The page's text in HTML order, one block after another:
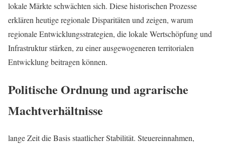
lokale Märkte schwächten sich. Diese historischen Prozesse
erklären heutige regionale Disparitäten und zeigen, warum
regionale Entwicklungsstrategien, die lokale Wertschöpfung und
Infrastruktur stärken, zu einer ausgewogeneren territorialen
Entwicklung beitragen können.
Politische Ordnung und agrarische
Machtverhältnisse
lange Zeit die Basis staatlicher Stabilität. Steuereinnahmen,